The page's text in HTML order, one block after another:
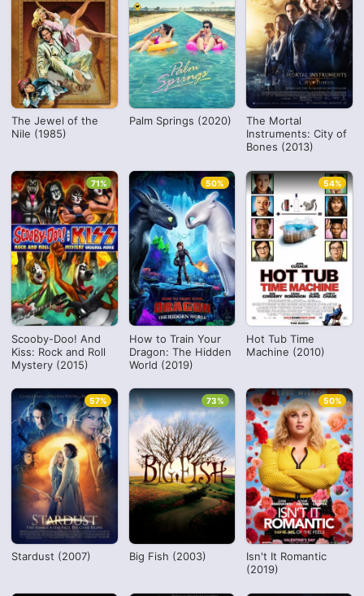
The Jewel of the
Nile (1985)
Palm Springs (2020)
The Mortal
Instruments: City of
Bones (2013)
Scooby-Doo! And
Kiss: Rock and Roll
Mystery (2015)
71%
How to Train Your
Dragon: The Hidden
World (2019)
50%
Hot Tub Time
Machine (2010)
54%
Stardust (2007)
57%
Big Fish (2003)
73%
Isn't It Romantic
(2019)
50%